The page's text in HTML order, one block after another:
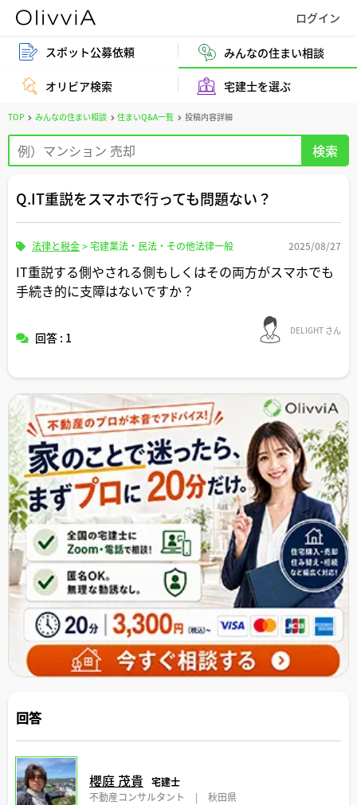
スポット公募依頼 みんなの住まい相談
オリビア検索 宅建士を選ぶ
TOP みんなの住まい相談 住まいQ&A一覧 投稿内容詳細
Q.IT重説をスマホで行っても問題ない？
法律と税金>宅建業法・民法・その他法律一般 2025/08/27
IT重説する側やされる側もしくはその両方がスマホでも
手続き的に支障はないですか？
回答 : 1 DELIGHT さん
回答
櫻庭 茂貴 宅建士
不動産コンサルタント
| 秋田県